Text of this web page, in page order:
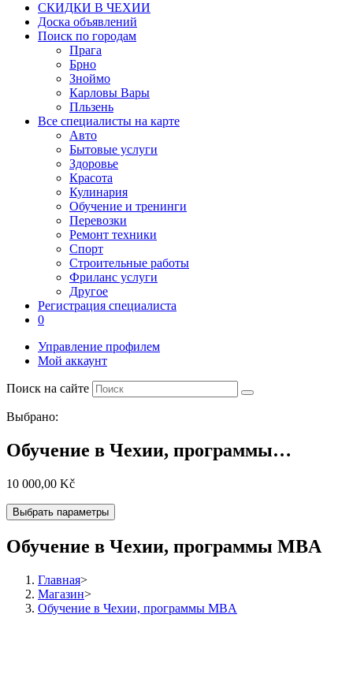
СКИДКИ В ЧЕХИИ
Доска объявлений
Поиск по городам
Прага
Брно
Зноймо
Карловы Вары
Пльзень
Все специалисты на карте
Авто
Бытовые услуги
Здоровье
Красота
Кулинария
Обучение и тренинги
Перевозки
Ремонт техники
Спорт
Строительные работы
Фриланс услуги
Другое
Регистрация специалиста
0
Управление профилем
Мой аккаунт
Поиск на сайте
Выбрано:
Обучение в Чехии, программы…
10 000,00 Kč
Выбрать параметры
Обучение в Чехии, программы MBA
Главная>
Магазин>
Обучение в Чехии, программы MBA